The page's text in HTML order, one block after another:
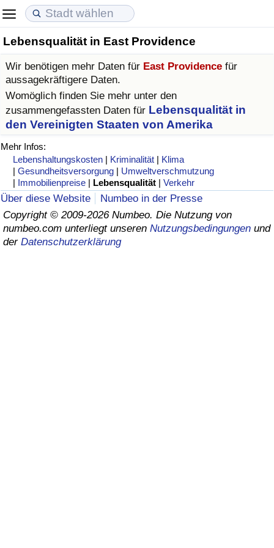
Lebensqualität in East Providence
Wir benötigen mehr Daten für East Providence für
aussagekräftigere Daten.
Womöglich finden Sie mehr unter den
zusammengefassten Daten für Lebensqualität in
den Vereinigten Staaten von Amerika
Mehr Infos:
Lebenshaltungskosten | Kriminalität | Klima
|Gesundheitsversorgung | Umweltverschmutzung
| Immobilienpreise | Lebensqualität |Verkehr
Über diese Website
Numbeo in der Presse
Copyright © 2009-2026 Numbeo. Die Nutzung von
numbeo.com unterliegt unseren Nutzungsbedingungen und
der Datenschutzerklärung
Lebenshaltungskosten
Lebenshaltungskosten-Index (aktuell)
Lebenshaltungskosten-Index
in Akaba
Immobilienpreise
Immobilienpreis-Index (aktuell)
Immobilienpreis-Index
Lebensqualität
Lebensqualität-Index
Lebensqualität-Index (aktuell)
Kriminalität
Kriminalitäts-Index (aktuell)
Kriminalitäts-Index